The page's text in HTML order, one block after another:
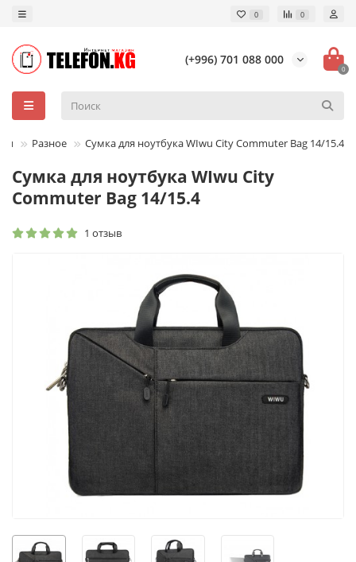
0 0
(+996) 701 088 000
0
Разное Сумка для ноутбука WIwu City Commuter Bag 14/15.4
Сумка для ноутбука WIwu City
Commuter Bag 14/15.4
1 отзыв